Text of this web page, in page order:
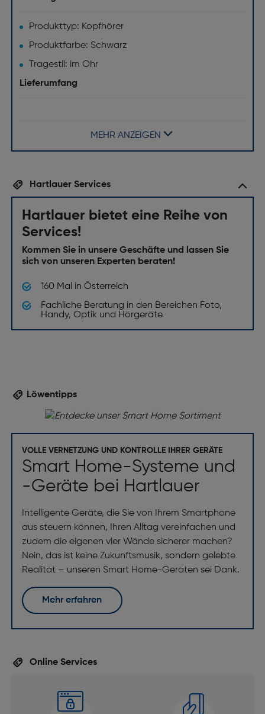
Produkttyp: Kopfhörer
Produktfarbe: Schwarz
Tragestil: im Ohr
Lieferumfang
Ladestation: Nein
Mikrofon
Mikrofon-Typ: Eingebaut
Akku/Batterie
Akkuladezeit [h]: 1.5
Anschlüsse und Schnittstellen
Kabellose Reichweite [m]: 9
MEHR ANZEIGEN
Hartlauer Services
Hartlauer bietet eine Reihe von
Services!
Kommen Sie in unsere Geschäfte und lassen Sie
sich von unseren Experten beraten!
160 Mal in Österreich
Fachliche Beratung in den Bereichen Foto,
Handy, Optik und Hörgeräte
Löwentipps
VOLLE VERNETZUNG UND KONTROLLE IHRER GERÄTE
Smart Home-Systeme und
-Geräte bei Hartlauer
Intelligente Geräte, die Sie von Ihrem Smartphone
aus steuern können, Ihren Alltag vereinfachen und
zudem die eigenen vier Wände sicherer machen?
Nein, das ist keine Zukunftsmusik, sondern gelebte
Realität – unseren Smart Home-Geräten sei Dank.
Mehr erfahren
Online Services